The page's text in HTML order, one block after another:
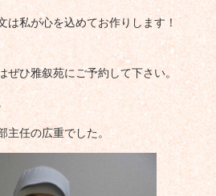
は私が心を込めてお作りします！
ぜひ雅叙苑にご予約して下さい。
主任の広重でした。